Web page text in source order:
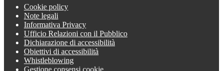
Cookie policy
Note legali
Informativa Privacy
Ufficio Relazioni con il Pubblico
Dichiarazione di accessibilità
Obiettivi di accessibilità
Whistleblowing
Gestione consensi cookie